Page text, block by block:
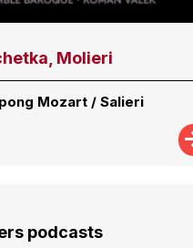
Molieri
Mozart / Salieri
podcasts